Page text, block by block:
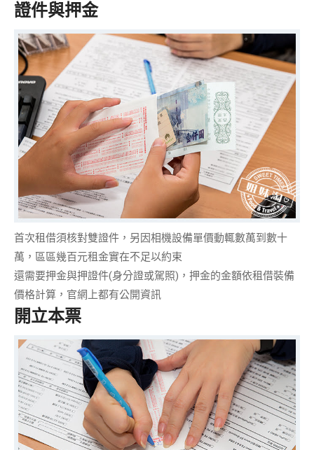
證件與押金
首次租借須核對雙證件 ，另因相機設備單價動輒數萬到數十
萬，區區幾百元租金實在不足以約束
還需要押金與押證件(身分證或駕照)，押金的金額依租借裝備
價格計算，官網上都有公開資訊
開立本票